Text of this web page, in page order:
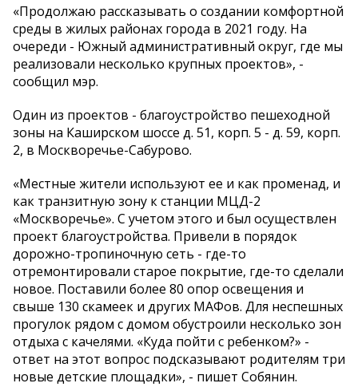
«Продолжаю рассказывать о создании комфортной
среды в жилых районах города в 2021 году. На
очереди - Южный административный округ, где мы
реализовали несколько крупных проектов», -
сообщил мэр.
Один из проектов - благоустройство пешеходной
зоны на Каширском шоссе д. 51, корп. 5 - д. 59, корп.
2, в Москворечье-Сабурово.
«Местные жители используют ее и как променад, и
как транзитную зону к станции МЦД-2
«Москворечье». С учетом этого и был осуществлен
проект благоустройства. Привели в порядок
дорожно-тропиночную сеть - где-то
отремонтировали старое покрытие, где-то сделали
новое. Поставили более 80 опор освещения и
свыше 130 скамеек и других МАФов. Для неспешных
прогулок рядом с домом обустроили несколько зон
отдыха с качелями. «Куда пойти с ребенком?» -
ответ на этот вопрос подсказывают родителям три
новые детские площадки», - пишет Собянин.